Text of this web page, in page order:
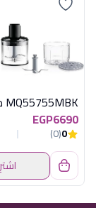
EGP6690
0
(0)